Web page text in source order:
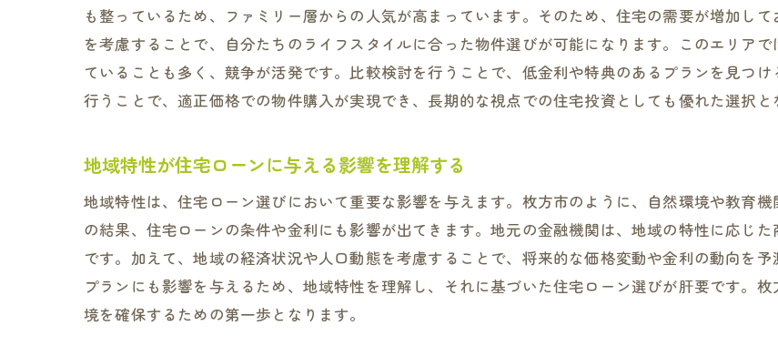
住宅ローン選びで考慮すべき経済指標
地域特性を活かしたローン選定の成功事例
市場動向に応じた住宅ローンの見直し方法
理想の住まい実現へ枚方市の住宅ローンプラン徹底
枚方市で選ばれる人気ローンプランの特徴
住宅ローンの返済計画を立てるためのステップ
ローンプラン選定で見逃せないポイント
将来を見据えたローン選択の考慮点
実際のローン利用者の声から学ぶプラン選び
も整っているため、ファミリー層からの人気が高まっています。そのため、住宅の需要が増加し
を考慮することで、自分たちのライフスタイルに合った物件選びが可能になります。このエリア
ていることも多く、競争が活発です。比較検討を行うことで、低金利や特典のあるプランを見つ
行うことで、適正価格での物件購入が実現でき、長期的な視点での住宅投資としても優れた選択と
地域特性が住宅ローンに与える影響を理解する
地域特性は、住宅ローン選びにおいて重要な影響を与えます。枚方市のように、自然環境や教育
の結果、住宅ローンの条件や金利にも影響が出てきます。地元の金融機関は、地域の特性に応じ
です。加えて、地域の経済状況や人口動態を考慮することで、将来的な価格変動や金利の動向を
プランにも影響を与えるため、地域特性を理解し、それに基づいた住宅ローン選びが肝要です。
境を確保するための第一歩となります。